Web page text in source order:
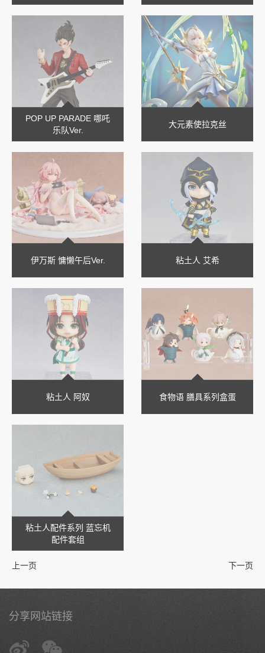
POP UP PARADE 哪吒
乐队Ver.
大元素使拉克丝
伊万斯 慵懒午后Ver. 粘土人 艾希
粘土人 阿奴 食物语 膳具系列盒蛋
粘土人配件系列 蓝忘机
配件套组
上一页 下一页
分享网站链接